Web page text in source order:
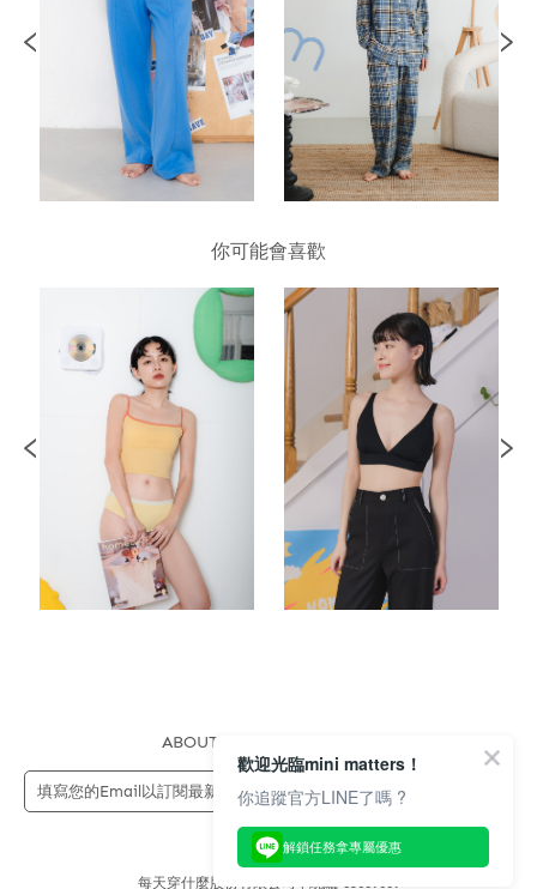
你可能會喜歡
ABOUT US
每天穿什麼股份有限公司 | 統編 83689089
歡迎光臨mini matters！
你追蹤官方LINE了嗎 ?
解鎖任務拿專屬優惠